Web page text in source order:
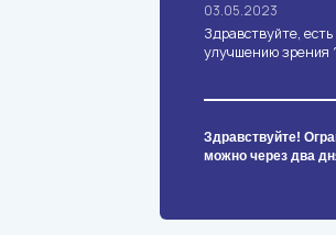
03.05.2023
Здравствуйте,
улучшению зрения
Здравствуйте!
можно через два